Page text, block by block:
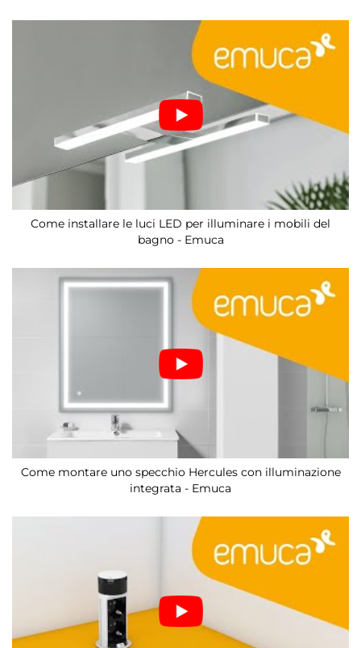
Come installare le luci LED per illuminare i mobili del
bagno - Emuca
Come montare uno specchio Hercules con illuminazione
integrata - Emuca